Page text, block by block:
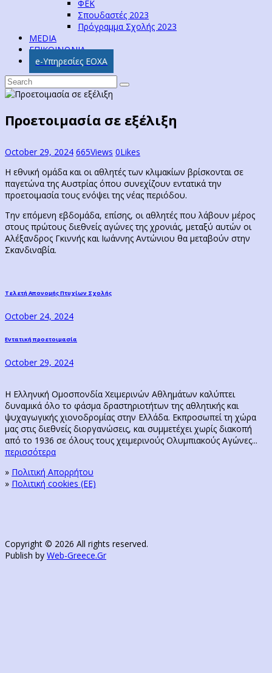
ΦΕΚ
Σπουδαστές 2023
Πρόγραμμα Σχολής 2023
MEDIA
ΕΠΙΚΟΙΝΩΝΙΑ
e-Υπηρεσίες ΕΟΧΑ
Προετοιμασία σε εξέλιξη
October 29, 2024 665Views 0Likes
Η εθνική ομάδα και οι αθλητές των κλιμακίων βρίσκονται σε
παγετώνα της Αυστρίας όπου συνεχίζουν εντατικά την
προετοιμασία τους ενόψει της νέας περιόδου.
Την επόμενη εβδομάδα, επίσης, οι αθλητές που λάβουν μέρος
στους πρώτους διεθνείς αγώνες της χρονιάς, μεταξύ αυτών οι
Αλέξανδρος Γκιννής και Ιωάννης Αντώνιου θα μεταβούν στην
Σκανδιναβία.
Post
navigation
Previous
Τελετή Απονομής Πτυχίων Σχολής
October 24, 2024
Next
Εντατική προετοιμασία
October 29, 2024
Η Ελληνική Ομοσπονδία Χειμερινών Αθλημάτων καλύπτει
δυναμικά όλο το φάσμα δραστηριοτήτων της αθλητικής και
ψυχαγωγικής χιονοδρομίας στην Ελλάδα. Εκπροσωπεί τη χώρα
μας στις διεθνείς διοργανώσεις, και συμμετέχει χωρίς διακοπή
από το 1936 σε όλους τους χειμερινούς Ολυμπιακούς Αγώνες...
περισσότερα
» Πολιτική Απορρήτου
» Πολιτική cookies (ΕΕ)
Copyright © 2026 All rights reserved.
Publish by Web-Greece.Gr